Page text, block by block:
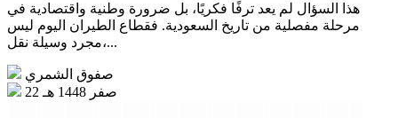
هذا السؤال لم يعد ترفًا فكريًا، بل ضرورة وطنية واقتصادية في
مرحلة مفصلية من تاريخ السعودية. فقطاع الطيران اليوم ليس
مجرد وسيلة نقل،...
صفوق الشمري
22 صفر 1448 هـ